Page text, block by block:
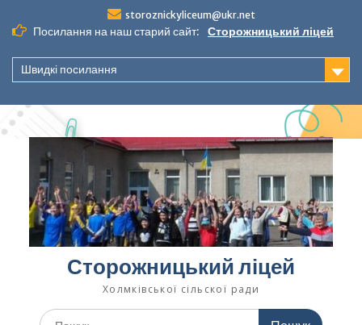
до
вмісту
storoznickyliceum@ukr.net
Посилання на наш старий сайт: Сторожницький ліцей
Швидкі посилання
Сторожницький ліцей
Холмківської сільскої ради
Шукати: